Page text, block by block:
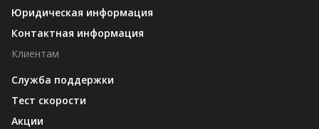
Юридическая информация
Контактная информация
Клиентам
Служба поддержки
Тест скорости
Акции